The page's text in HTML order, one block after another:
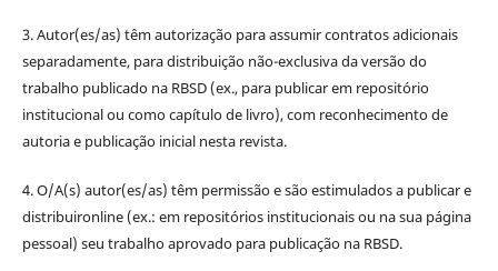
3. Autor(es/as) têm autorização para assumir contratos adicionais
separadamente, para distribuição não-exclusiva da versão do
trabalho publicado na RBSD (ex., para publicar em repositório
institucional ou como capítulo de livro), com reconhecimento de
autoria e publicação inicial nesta revista.
4. O/A(s) autor(es/as) têm permissão e são estimulados a publicar e
distribuironline (ex.: em repositórios institucionais ou na sua página
pessoal) seu trabalho aprovado para publicação na RBSD.